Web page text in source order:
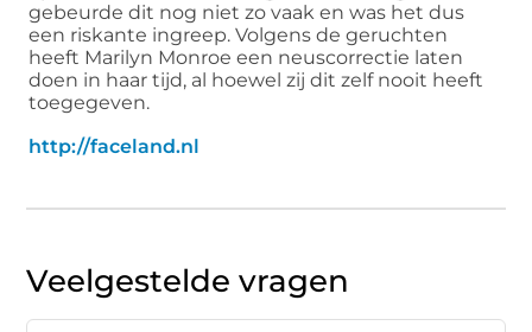
gebeurde dit nog niet zo vaak en was het dus
een riskante ingreep. Volgens de geruchten
heeft Marilyn Monroe een neuscorrectie laten
doen in haar tijd, al hoewel zij dit zelf nooit heeft
toegegeven.
http://faceland.nl
Veelgestelde vragen